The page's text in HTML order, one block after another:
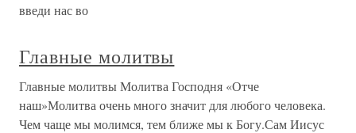
введи нас во
Главные молитвы
Главные молитвы Молитва Господня «Отче
наш»Молитва очень много значит для любого человека.
Чем чаще мы молимся, тем ближе мы к Богу.Сам Иисус